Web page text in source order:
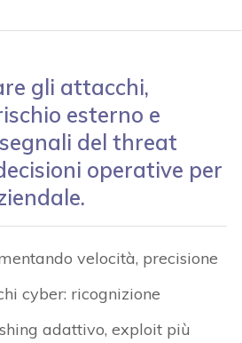
gli attacchi,
esterno e
del threat
operative per
velocità, precisione
cyber: ricognizione
adattivo, exploit più